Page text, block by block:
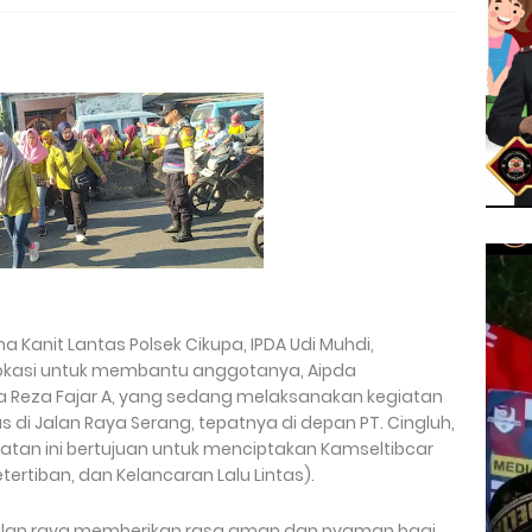
Kanit Lantas Polsek Cikupa, IPDA Udi Muhdi,
untuk membantu anggotanya, Aipda
Reza Fajar A, yang sedang melaksanakan kegiatan
Jalan Raya Serang, tepatnya di depan PT. Cingluh,
ini bertujuan untuk menciptakan Kamseltibcar
dan Kelancaran Lalu Lintas).